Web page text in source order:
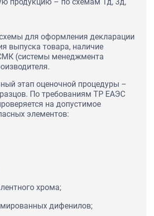
для оформления декларации
выпуска товара, наличие
(системы менеджмента
этап оценочной процедуры –
По требованиям ТР ЕАЭС
на допустимое
элементов:
хрома;
дифенилов;